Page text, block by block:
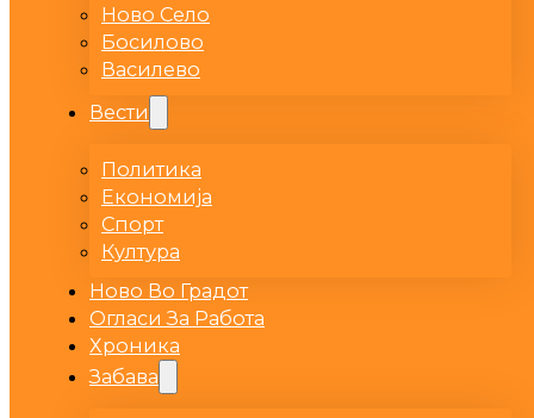
Ново Село
Босилово
Василево
Вести
Политика
Економија
Спорт
Култура
Ново Во Градот
Огласи За Работа
Хроника
Забава